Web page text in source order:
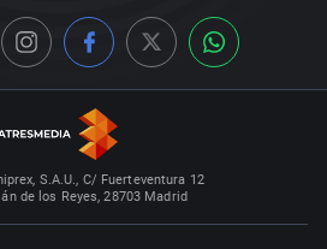
S.A.U., C/ Fuerteventura 12
de los Reyes, 28703 Madrid